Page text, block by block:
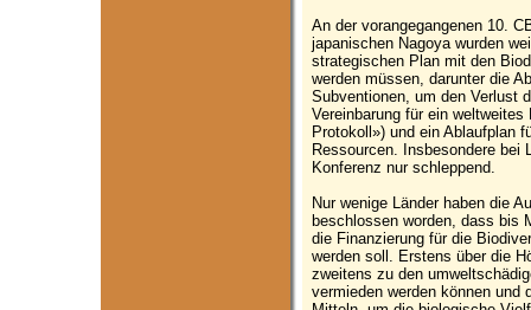
An der vorangegangenen 10.
japanischen Nagoya wurden
strategischen Plan mit den
werden müssen, darunter die
Subventionen, um den Verlust
Vereinbarung für ein
Protokoll») und ein Ablaufplan
Ressourcen. Insbesondere bei
Konferenz nur schleppend.
Nur wenige Länder haben die
beschlossen worden, dass bis
die Finanzierung für die
werden soll. Erstens über die
zweitens zu den
vermieden werden können